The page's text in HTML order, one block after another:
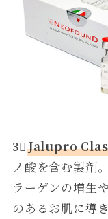
3⃣Jalupro
ノ酸を含む製剤
ラーゲンの増生
のあるお肌に導